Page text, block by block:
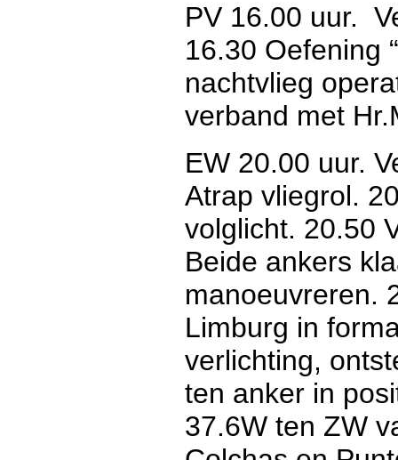
PV 16.00 uur.
16.30 Oefening
nachtvlieg
verband met
EW 20.00 uur.
Atrap vliegrol.
volglicht. 20.50
Beide ankers
manoeuvreren.
Limburg in
verlichting,
ten anker in
37.6W ten ZW